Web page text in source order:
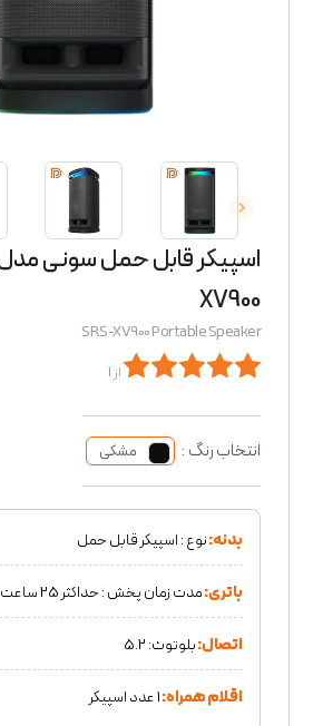
XV900
SRS-XV900 Portable Speaker
از 1
انتخاب رنگ : مشکی
بدنه:نوع : اسپیکر قابل حمل
باتری:مدت زمان پخش : حداکثر 25 ساعت
اتصال:بلوتوث: 5.2
اقلام همراه:1 عدد اسپیکر